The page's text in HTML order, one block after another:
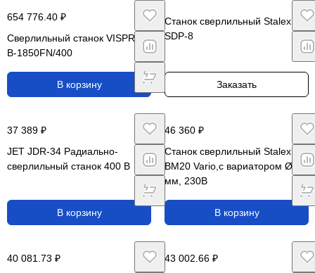
654 776.40 ₽
Сверлильный станок VISPROM
B-1850FN/400
В корзину
Станок сверлильный Stalex
SDP-8
Заказать
37 389 ₽
JET JDR-34 Радиально-
сверлильный станок 400 В
В корзину
46 360 ₽
Станок сверлильный Stalex
BM20 Vario,с вариатором Ø 20
мм, 230В
В корзину
40 081.73 ₽
43 002.66 ₽